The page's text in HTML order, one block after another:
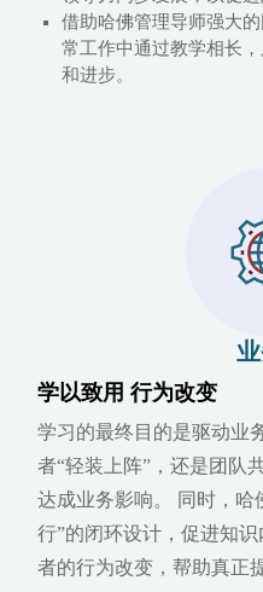
借助哈佛管理导师强大
常工作中通过教学相长
和进步。
学以致用 行为改变
学习的最终目的是驱动业
者“轻装上阵”，还是团队
达成业务影响。 同时，哈
行”的闭环设计，促进知
者的行为改变，帮助真正